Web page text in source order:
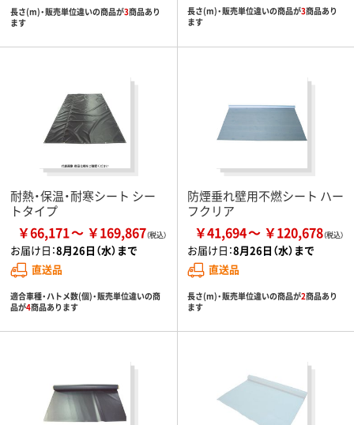
長さ(m)・販売単位違いの商品が3商品あり
ます
長さ(m)・販売単位違いの商品が3商品あり
ます
耐熱・保温・耐寒シート シー
トタイプ
￥66,171 ￥169,867
お届け日：8月26日（水）まで
直送品
適合車種・ハトメ数(個)・販売単位違いの商
品が4商品あります
防煙垂れ壁用不燃シート ハー
フクリア
￥41,694 ￥120,678
お届け日：8月26日（水）まで
直送品
長さ(m)・販売単位違いの商品が2商品あり
ます